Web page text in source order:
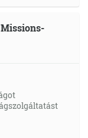
Missions-